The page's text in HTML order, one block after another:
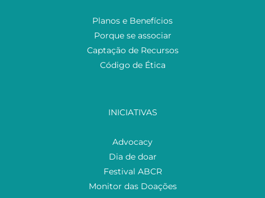
Planos e Benefícios
Porque se associar
Captação de Recursos
Código de Ética
INICIATIVAS
Advocacy
Dia de doar
Festival ABCR
Monitor das Doações